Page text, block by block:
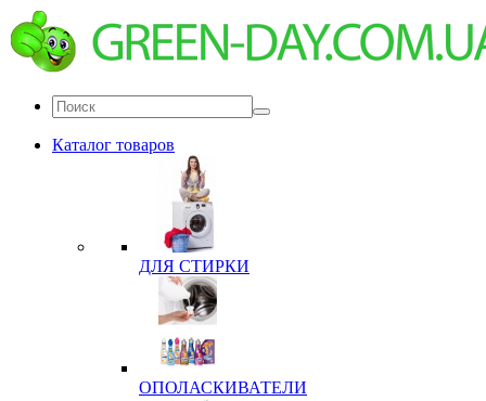
Каталог товаров
ДЛЯ СТИРКИ
ОПОЛАСКИВАТЕЛИ